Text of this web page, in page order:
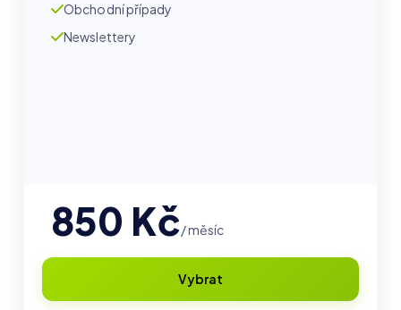
Obchodní případy
Newslettery
850 Kč/ měsíc
Vybrat